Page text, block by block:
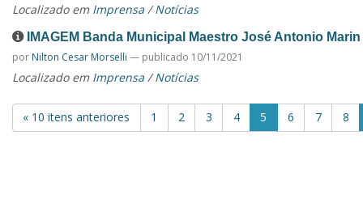
Localizado em Imprensa /Notícias
IMAGEM Banda Municipal Maestro José Antonio Marin
por Nilton Cesar Morselli — publicado 10/11/2021
Localizado em Imprensa /Notícias
« 10 itens anteriores 1 2 3 4 5 6 7 8